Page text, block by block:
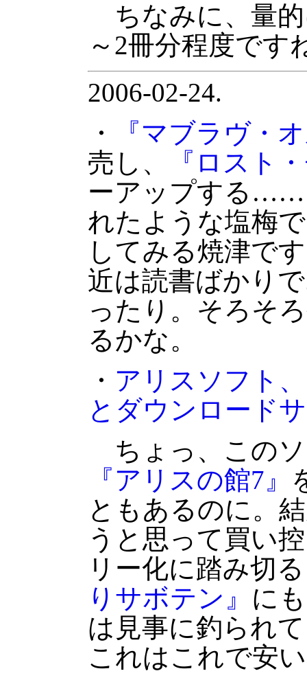
ちなみに、量的
～2冊分程度です
2006-02-24.
・
『マブラヴ・
売し、
『ロスト
ーアップする……
れたような塩梅
してみる焼津で
近は読書ばかり
ったり。そろそ
るかな。
・ アリスソフト
とダウンロード
ちょっ、この
『アリスの館7』
ともあるのに。
うと思って買い
リー化に踏み切
りサボテン』 に
は見事に釣られ
これはこれで安